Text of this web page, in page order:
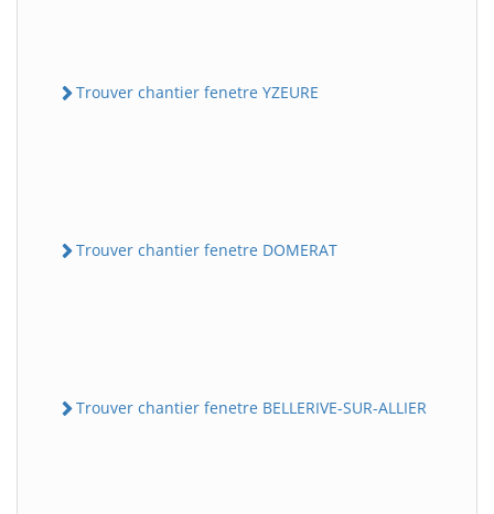
Trouver chantier fenetre YZEURE
Trouver chantier fenetre DOMERAT
Trouver chantier fenetre BELLERIVE-SUR-ALLIER